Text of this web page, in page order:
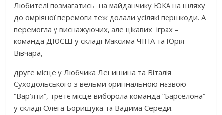
Любителі позмагатись на майданчику ЮКА на шляху
до омріяної перемоги теж долали усілякі першкоди. А
перемогла у виснажуючих, але цікавих іграх –
команда ДЮСШ у складі Максима ЧІПА та Юрія
Вівчара,
друге місце у Любчика Ленишина та Віталія
Cуходольського з вельми оригінальною назвою
“Вар’яти”, третє місце виборола команда “Барселона”
у складі Олега Борищука та Вадима Середи.